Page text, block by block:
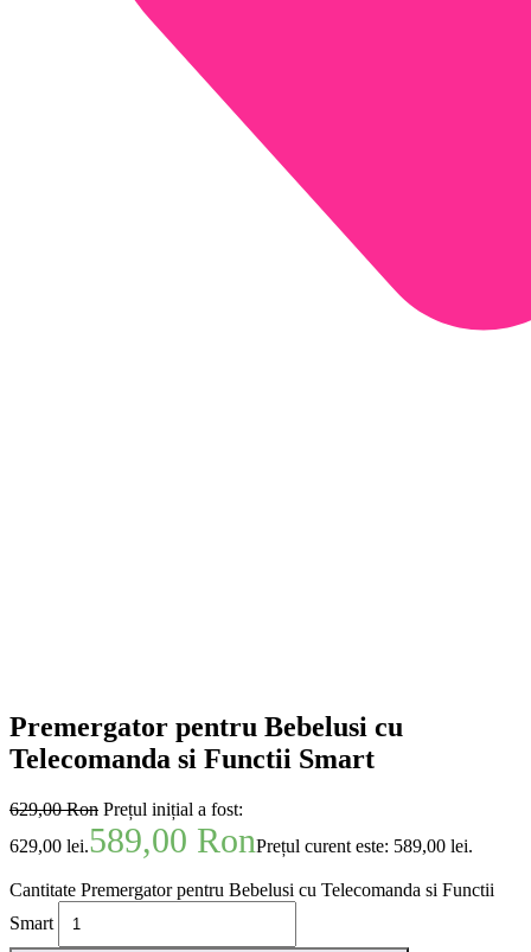
Premergator pentru Bebelusi cu
Telecomanda si Functii Smart
629,00Ron Prețul inițial a fost:
629,00 lei.589,00 RonPrețul curent este: 589,00 lei.
Cantitate Premergator pentru Bebelusi cu Telecomanda si Functii
Smart